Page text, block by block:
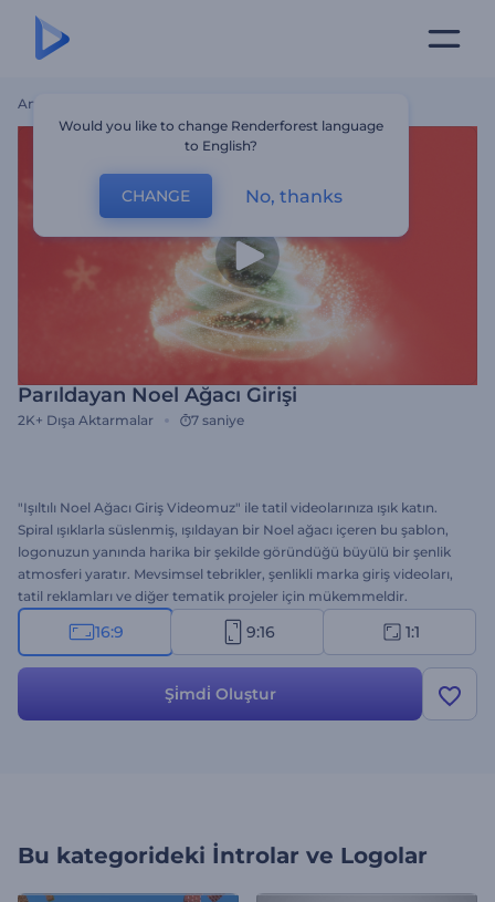
Ana Sayfa
Parıldayan Noel Ağacı Girişi
2K+ Dışa Aktarmalar 7 saniye
"Işıltılı Noel Ağacı Giriş Videomuz" ile tatil videolarınıza ışık katın.
Spiral ışıklarla süslenmiş, ışıldayan bir Noel ağacı içeren bu şablon,
logonuzun yanında harika bir şekilde göründüğü büyülü bir şenlik
atmosferi yaratır. Mevsimsel tebrikler, şenlikli marka giriş videoları,
tatil reklamları ve diğer tematik projeler için mükemmeldir.
Logonuz, mesajınız ve neşeli arka plan müziğinizle kolayca
özelleştirin. Hemen oluşturun ve tatil neşesini yayın!
16:9 9:16 1:1
Şi̇mdi̇ Oluştur
Bu kategorideki İntrolar ve Logolar
Would you like to change Renderforest language
to English?
CHANGE No, thanks